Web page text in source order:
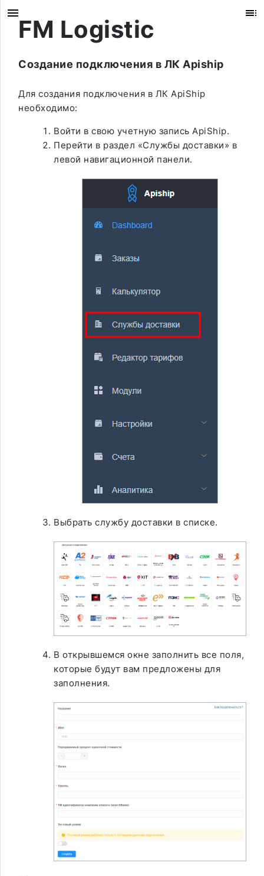
FM Logistic
Создание подключения в ЛК Apiship
Для создания подключения в ЛК ApiShip
необходимо:
Войти в свою учетную запись ApiShip.
Перейти в раздел «Службы доставки» в
левой навигационной панели.
Выбрать службу доставки в списке.
В открывшемся окне заполнить все поля,
которые будут вам предложены для
заполнения.